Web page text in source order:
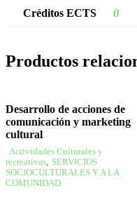
Créditos ECTS 0
Productos
Desarrollo de acciones de
comunicación y marketing
cultural
Actividades Culturales y
recreativas
SERVICIOS
SOCIOCULTURALES Y A LA
COMUNIDAD